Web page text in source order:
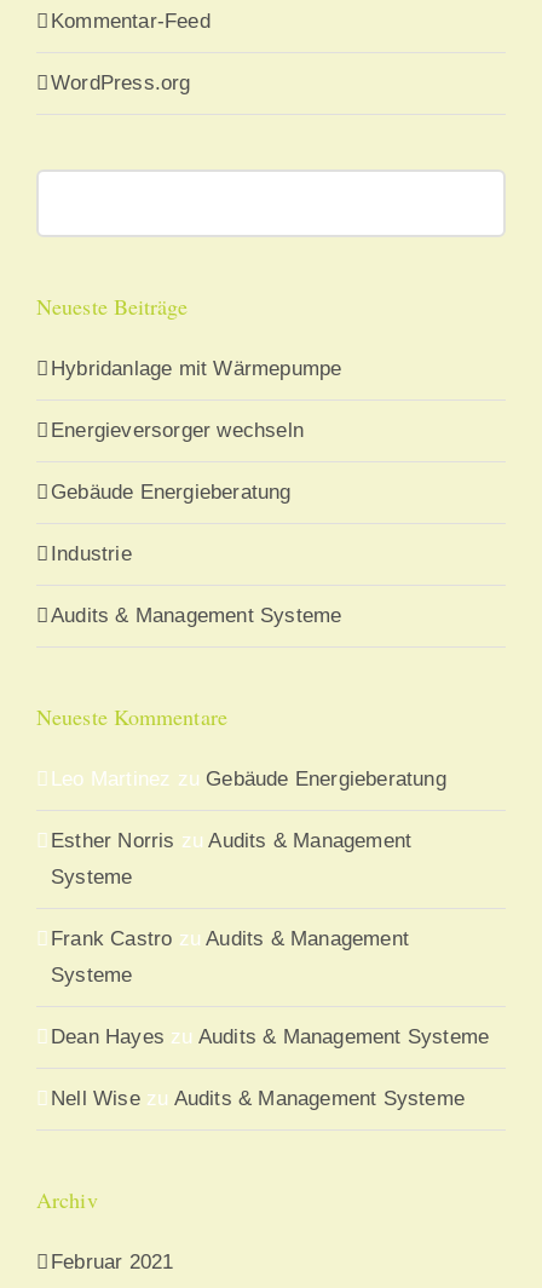
Kommentar-Feed
WordPress.org
Neueste Beiträge
Hybridanlage mit Wärmepumpe
Energieversorger wechseln
Gebäude Energieberatung
Industrie
Audits & Management Systeme
Neueste Kommentare
Leo Martinez zu Gebäude Energieberatung
Esther Norris zuAudits & Management
Systeme
Frank Castro zuAudits & Management
Systeme
Dean Hayes zu Audits & Management Systeme
Nell Wisezu Audits & Management Systeme
Archiv
Februar 2021